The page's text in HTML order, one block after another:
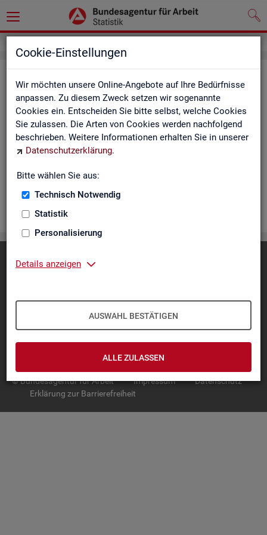
Cookie-Einstellungen
Wir möchten unsere Online-Angebote auf Ihre Bedürfnisse
anpassen. Zu diesem Zweck setzen wir sogenannte
Cookies ein. Entscheiden Sie bitte selbst, welche Cookies
Sie zulassen. Die Arten von Cookies werden nachfolgend
beschrieben. Weitere Informationen erhalten Sie in unserer
Datenschutzerklärung.
Bitte wählen Sie aus:
Technisch Notwendig
Statistik
Personalisierung
Details anzeigen
AUSWAHL BESTÄTIGEN
ALLE ZULASSEN
Rea­li­sier­te Kurz­ar­beit (hoch­ge­rech­
net) - Deutsch­land, Län­der, Re­gio­
nal­di­rek­tio­nen, Agen­tu­ren für Ar­beit
und Krei­se (Mo­nats­zah­len)
nen über Be­stand, Be­trie­be / Be­triebs­grö­ße, Kurz­ar­bei­ter­geld,
Kurz­ar­bei­ter­quo­te und wei­te­re Merk­ma­le.
IN­TER­AK­TI­VE STA­TIS­TI­KEN
GRUND­LA­GEN
© Bundesagentur für Arbeit Impressum
Datenschutz
Erklärung zur Barrierefreiheit